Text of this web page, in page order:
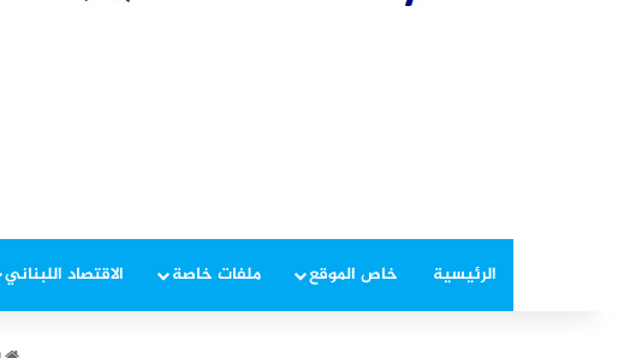
الرئيسية خاص الموقع ملفات خاصة الاقتصاد اللبناني